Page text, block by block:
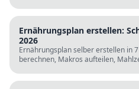
Ernährungsplan erstellen:
2026
Ernährungsplan selber erstellen in
berechnen, Makros aufteilen,